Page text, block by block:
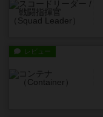
レビュー